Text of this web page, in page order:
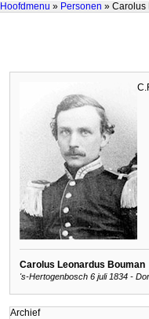
Hoofdmenu » Personen » Carolus
Carolus Leonardus Bouman
's-Hertogenbosch 6 juli 1834 -
Archief